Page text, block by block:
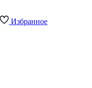
Избранное